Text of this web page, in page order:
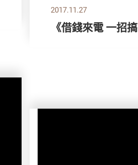
2017.11.27
《借錢來電 一招